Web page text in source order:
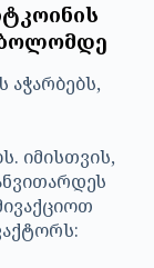
ბოლომდე
აჭარბებს,
იმისთვის,